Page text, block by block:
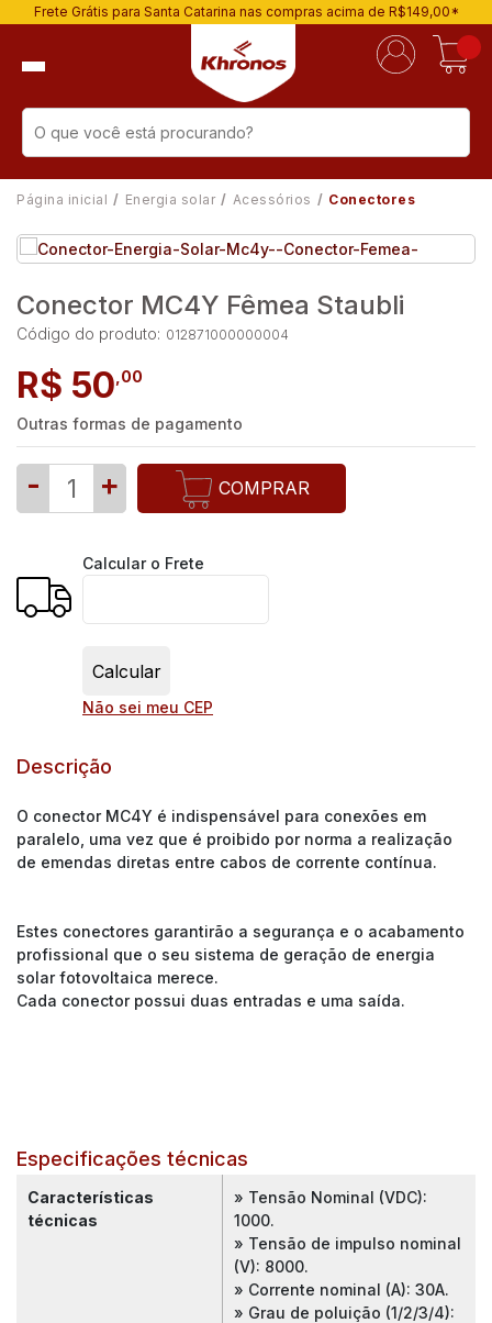
Frete Grátis para Santa Catarina nas compras acima de R$149,00*
Página inicial Energia solar Acessórios Conectores
Conector MC4Y Fêmea Staubli
Código do produto: 012871000000004
R$ 50 ,00
Outras formas de pagamento
- + COMPRAR
Calcular o Frete
Não sei meu CEP
Descrição
O conector MC4Y é indispensável para conexões em
paralelo, uma vez que é proibido por norma a realização
de emendas diretas entre cabos de corrente contínua.
Estes conectores garantirão a segurança e o acabamento
profissional que o seu sistema de geração de energia
solar fotovoltaica merece.
Cada conector possui duas entradas e uma saída.
Especificações técnicas
Características
técnicas
» Tensão Nominal (VDC):
1000.
» Tensão de impulso nominal
(V): 8000.
» Corrente nominal (A): 30A.
» Grau de poluição (1/2/3/4):